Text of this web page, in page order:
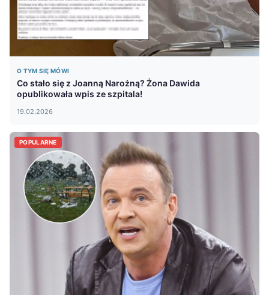
O TYM SIĘ MÓWI
Co stało się z Joanną Narożną? Żona Dawida
opublikowała wpis ze szpitala!
19.02.2026
POPULARNE